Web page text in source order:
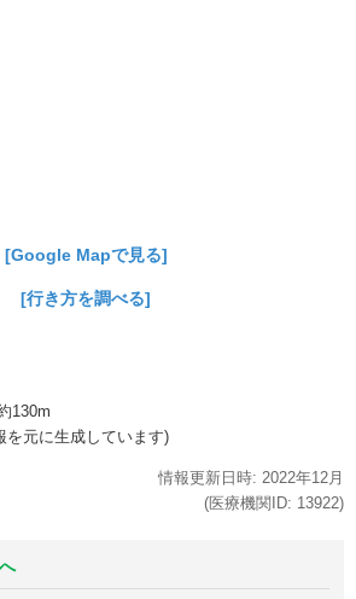
[Google Mapで見る]
[行き方を調べる]
130m
を元に生成しています)
情報更新日時: 2022年12月
(医療機関ID: 13922)